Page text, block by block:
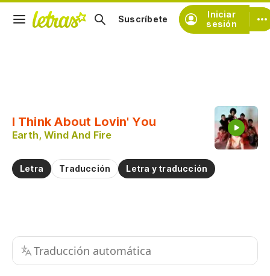
Iniciar
sesión
Suscríbete
I Think About Lovin' You
Earth, Wind And Fire
Letra Traducción Letra y traducción
Traducción automática
Practicar la pronunciación de